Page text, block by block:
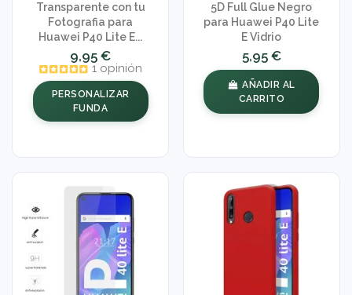
Transparente con tu
Fotografia para
Huawei P40 Lite E...
9,95 €
1 opinión
PERSONALIZAR
FUNDA
5D Full Glue Negro
para Huawei P40 Lite
E Vidrio
5,95 €
AÑADIR AL
CARRITO